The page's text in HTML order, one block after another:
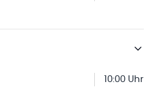
10:00 Uhr